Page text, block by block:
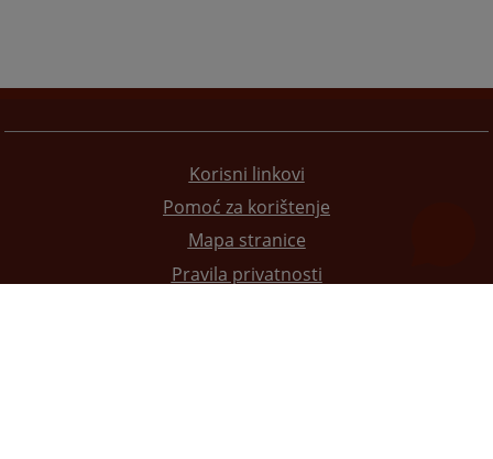
Korisni linkovi
Pomoć za korištenje
Mapa stranice
Pravila privatnosti